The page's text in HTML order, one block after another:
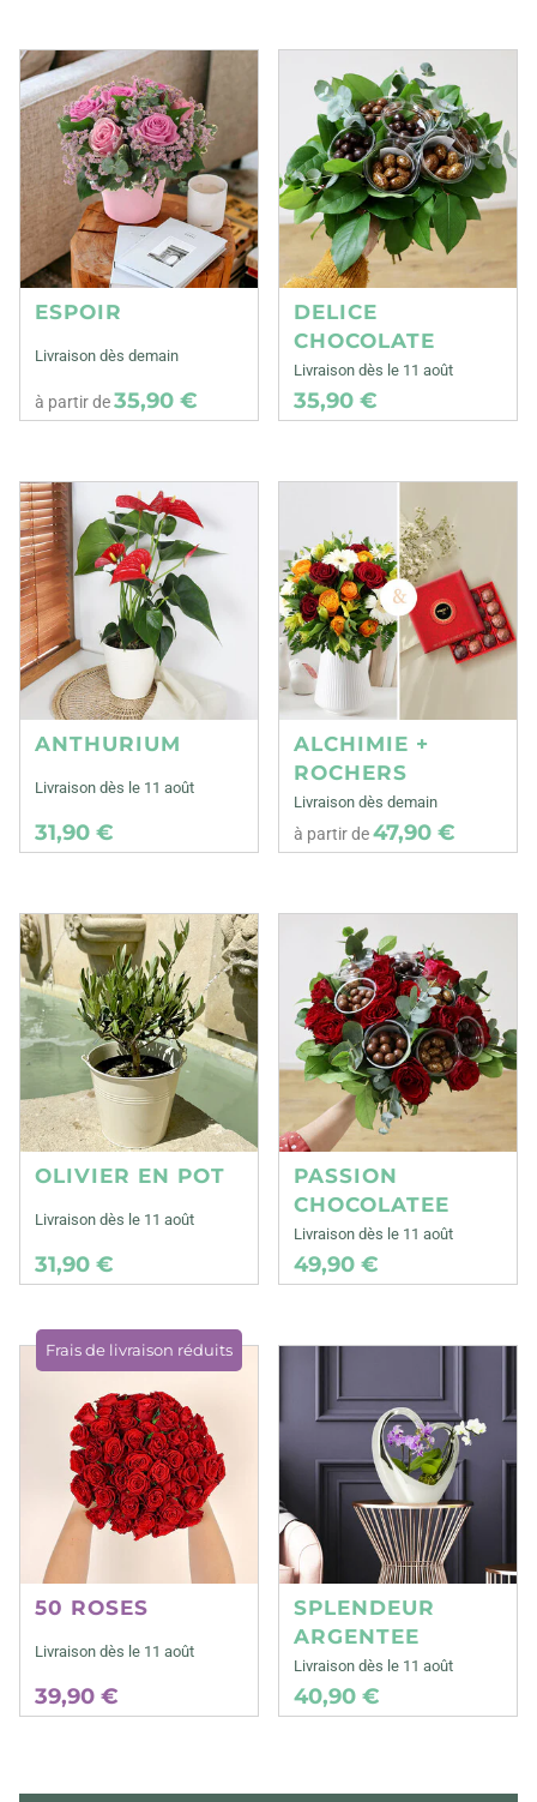
ESPOIR
Livraison dès demain
à partir de35,90 €
DELICE
CHOCOLATE
Livraison dès le 11 août
35,90 €
ANTHURIUM
Livraison dès le 11 août
31,90 €
ALCHIMIE +
ROCHERS
Livraison dès demain
à partir de47,90 €
OLIVIER EN POT
Livraison dès le 11 août
31,90 €
PASSION
CHOCOLATEE
Livraison dès le 11 août
49,90 €
Frais de livraison réduits
50 ROSES
Livraison dès le 11 août
39,90 €
SPLENDEUR
ARGENTEE
Livraison dès le 11 août
40,90 €